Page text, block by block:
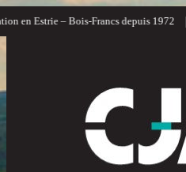
en Estrie – Bois-Francs depuis 1972 |